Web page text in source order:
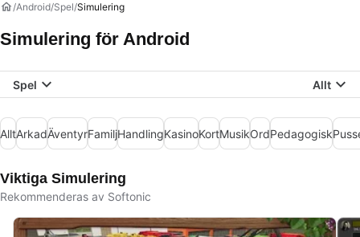
Android Spel Simulering
Simulering för Android
Spel Allt
AlltArkadÄventyrFamiljHandlingKasinoKortMusikOrdPedagogisk
Viktiga Simulering
Rekommenderas av Softonic